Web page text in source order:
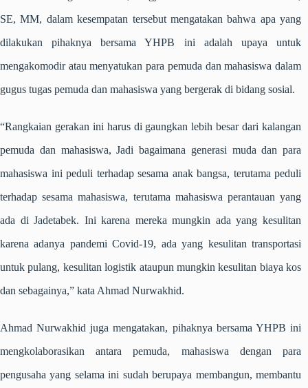
SE, MM, dalam kesempatan tersebut mengatakan bahwa apa yang
dilakukan pihaknya bersama YHPB ini adalah upaya untuk
mengakomodir atau menyatukan para pemuda dan mahasiswa dalam
gugus tugas pemuda dan mahasiswa yang bergerak di bidang sosial.
“Rangkaian gerakan ini harus di gaungkan lebih besar dari kalangan
pemuda dan mahasiswa, Jadi bagaimana generasi muda dan para
mahasiswa ini peduli terhadap sesama anak bangsa, terutama peduli
terhadap sesama mahasiswa, terutama mahasiswa perantauan yang
ada di Jadetabek. Ini karena mereka mungkin ada yang kesulitan
karena adanya pandemi Covid-19, ada yang kesulitan transportasi
untuk pulang, kesulitan logistik ataupun mungkin kesulitan biaya kos
dan sebagainya,” kata Ahmad Nurwakhid.
Ahmad Nurwakhid juga mengatakan, pihaknya bersama YHPB ini
mengkolaborasikan antara pemuda, mahasiswa dengan para
pengusaha yang selama ini sudah berupaya membangun, membantu